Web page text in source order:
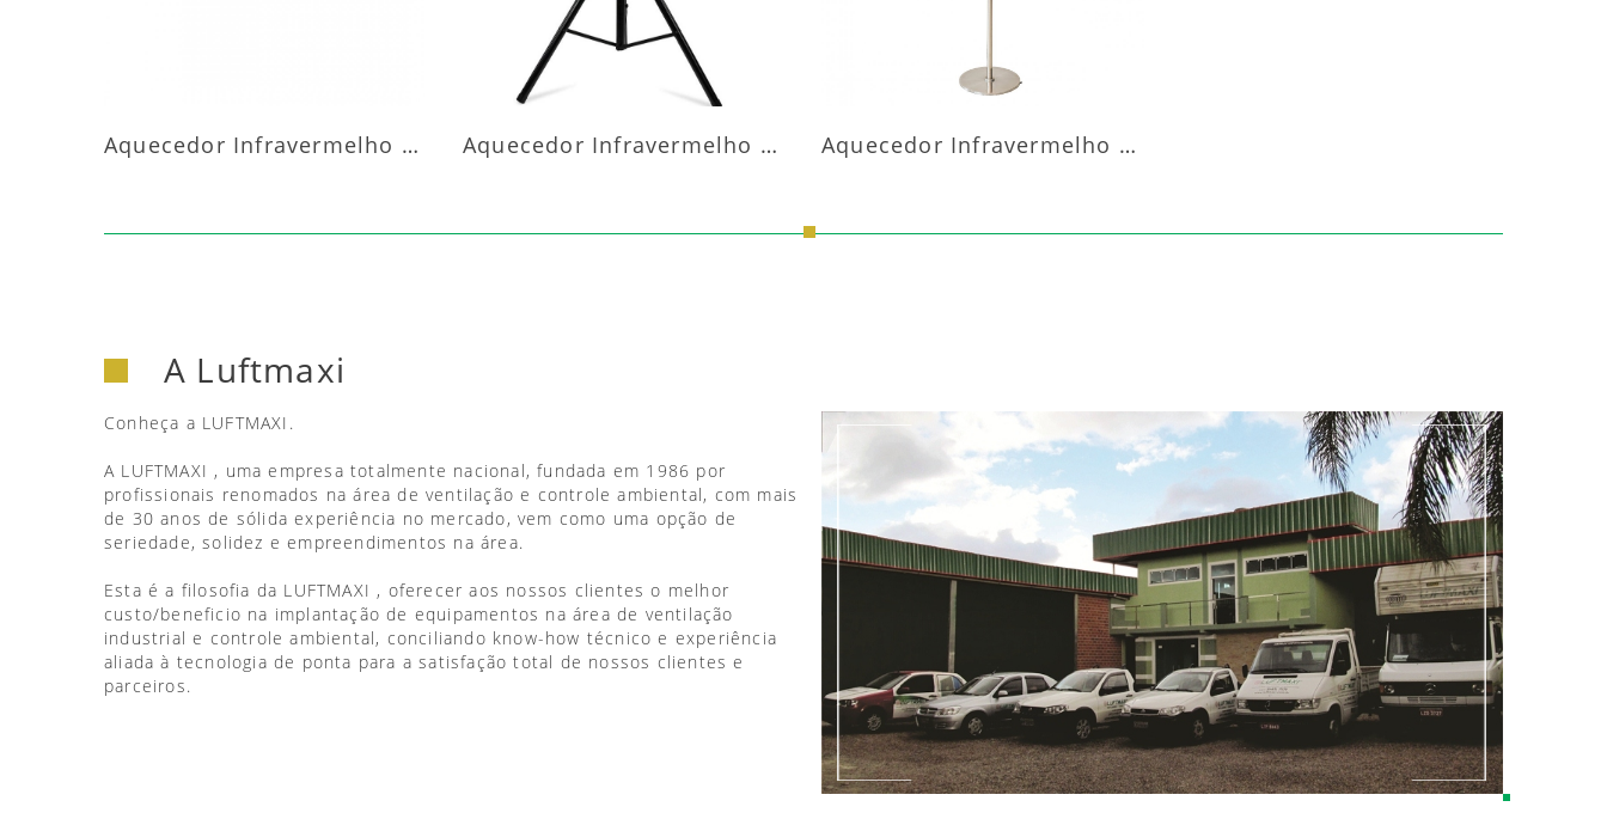
Aquecedor Infravermelho Parede Aquecedor Infravermelho Pedestal Aquecedor Infravermelho Pedestal Luft-20000
A Luftmaxi
Conheça a LUFTMAXI.
A LUFTMAXI , uma empresa totalmente nacional, fundada em 1986 por
profissionais renomados na área de ventilação e controle ambiental, com mais
de 30 anos de sólida experiência no mercado, vem como uma opção de
seriedade, solidez e empreendimentos na área.
Esta é a filosofia da LUFTMAXI , oferecer aos nossos clientes o melhor
custo/beneficio na implantação de equipamentos na área de ventilação
industrial e controle ambiental, conciliando know-how técnico e experiência
aliada à tecnologia de ponta para a satisfação total de nossos clientes e
parceiros.